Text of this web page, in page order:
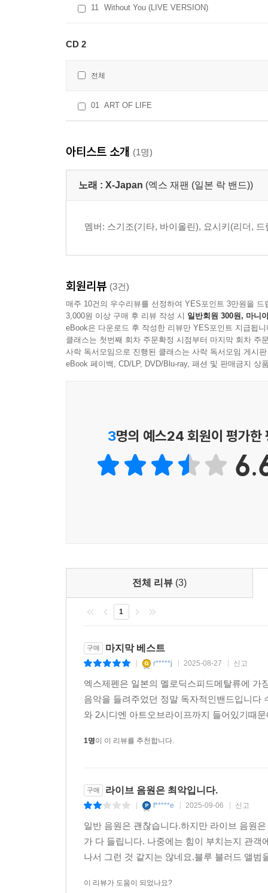
11 Without You (LIVE VERSION)
CD 2
전체
01 ART OF LIFE
아티스트 소개 (1명)
노래 : X-Japan (엑스 재팬 (일본 락 밴드))
멤버: 스기조(기타, 바이올린), 요시키(리더,
회원리뷰 (3건)
매주 10건의 우수리뷰를 선정하여 YES포인트 3만원을 드
3,000원 이상 구매 후 리뷰 작성 시 일반회원 300원, 마니
eBook은 다운로드 후 작성한 리뷰만 YES포인트 지급됩니
클래스는 첫번째 회차 주문확정 시점부터 마지막 회차 주
사락 독서모임으로 진행된 클래스는 사락 독서모임 게시
eBook 페이백, CD/LP, DVD/Blu-ray, 패션 및 판매금지 상
3명의 예스24 회원이 평가한
전체 리뷰 (3)
1
구매 마지막 베스트
r*****j 2025-08-27 신고
엑스제펜은 일본의 멜로딕스피드메탈류에 가
음악을 들려주었던 정말 독자적인밴드입니다
와 2시디엔 아트오브라이프까지 들어있기때
1명이 이 리뷰를 추천합니다.
구매 라이브 음원은 최악입니다.
f*****e 2025-09-06 신고
일반 음원은 괜찮습니다.하지만 라이브 음원
가 다 들립니다. 나중에는 힘이 부치는지 관
나서 그런 것 같지는 않네요.블루 블러드 앨
이 리뷰가 도움이 되었나요?